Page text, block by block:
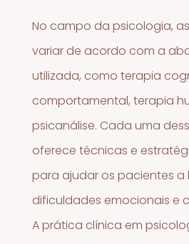
No campo da psicologia,
variar de acordo com a
utilizada, como terapia
comportamental, terapia
psicanálise. Cada uma
oferece técnicas e
para ajudar os pacientes a
dificuldades emocionais e
A prática clínica em